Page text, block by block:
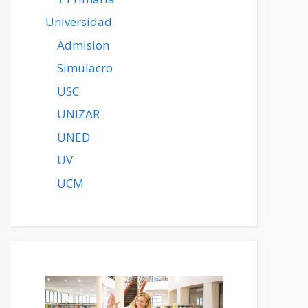
Universidad
Admision
Simulacro
USC
UNIZAR
UNED
UV
UCM